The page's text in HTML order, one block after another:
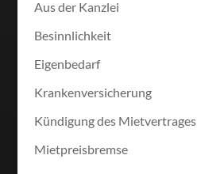
Aus der Kanzlei
Besinnlichkeit
Eigenbedarf
Krankenversicherung
Kündigung des Mietvertrages
Mietpreisbremse